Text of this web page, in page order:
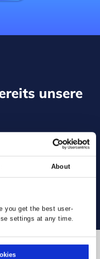
About
you get the best user-
settings at any time.
unsere
uns